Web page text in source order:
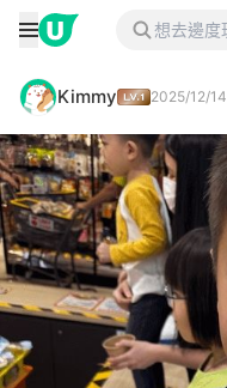
Kimmy 2025/12/14